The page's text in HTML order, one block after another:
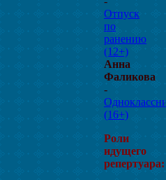
Отпуск
по
ранению
(12+)
Анна
Фаликова
-
(16+)
Роли
идущего
репертуара: